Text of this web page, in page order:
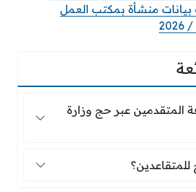
منشأة بمكتب العمل
المتقدمين عبر حج وزارة
المتقدمين عبر حج وزارة